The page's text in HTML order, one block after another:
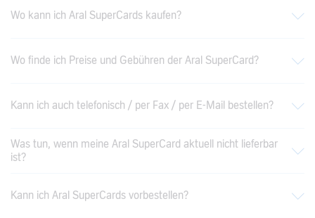
Wo kann ich Aral SuperCards kaufen?
Wo finde ich Preise und Gebühren der Aral SuperCard?
Kann ich auch telefonisch / per Fax / per E-Mail bestellen?
Was tun, wenn meine Aral SuperCard aktuell nicht lieferbar
ist?
Kann ich Aral SuperCards vorbestellen?